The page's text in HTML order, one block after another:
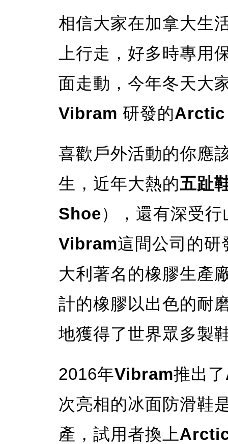
相信大家在加拿大生
上行走，好多時專用
面走動，今年冬天大
Vibram 研發的Arctic
喜歡戶外活動的你應
生，近年大熱的五趾
Shoe），還有深受
Vibram這間公司的研
大利著名的橡膠生產
計的橡膠以出色的耐
地獲得了世界眾多製
2016年Vibram推出了
次亮相的冰面防滑鞋
產，試用者換上